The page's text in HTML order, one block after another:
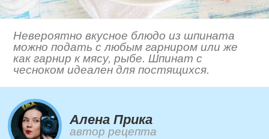
Невероятно вкусное блюдо из шпината
можно подать с любым гарниром или же
как гарнир к мясу, рыбе. Шпинат с
чесноком идеален для постящихся.
Алена Прика
автор рецепта